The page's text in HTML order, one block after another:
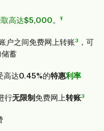
取高达$5,000。 Ŧ
户之间免费网上转账 3
，可
蓄
高达0.45%的特惠利率
行无限制 免费网上转账3